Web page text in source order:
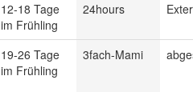
12-18 Tage
im Frühling
24hours
19-26 Tage
im Frühling
3fach-Mami